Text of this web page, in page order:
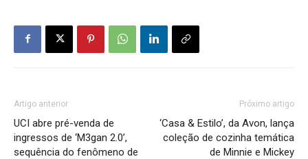
Artigo anterior
UCI abre pré-venda de
ingressos de ‘M3gan 2.0’,
sequência do fenômeno de
Próximo artigo
‘Casa & Estilo’, da Avon, lança
coleção de cozinha temática
de Minnie e Mickey